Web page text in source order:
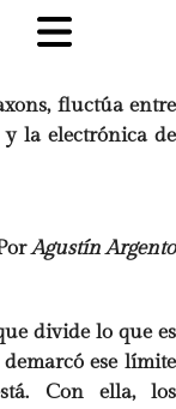
fluctúa entre
y la electrónica de
Agustín Argento
divide lo que es
ese límite
Con ella, los